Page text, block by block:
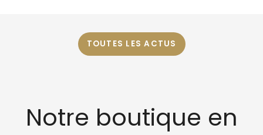
TOUTES LES ACTUS
Notre boutique en